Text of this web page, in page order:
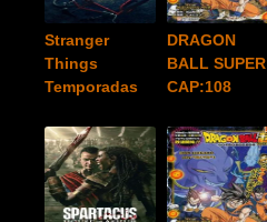
Stranger
Things
Temporadas
DRAGON
BALL SUPER
CAP:108